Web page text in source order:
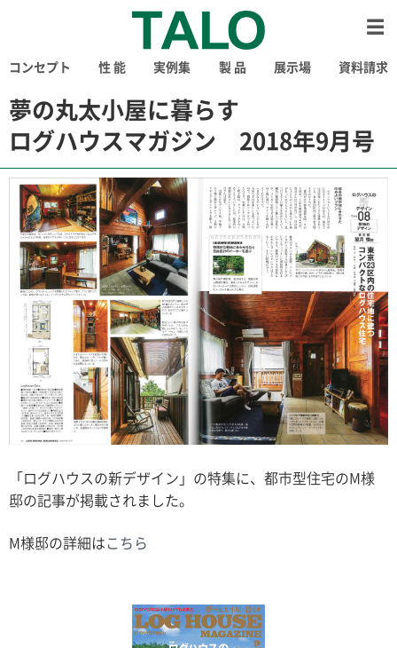
コンセプト 性 能 実例集 製 品 展示場 資料請求
夢の丸太小屋に暮らす
ログハウスマガジン 2018年9月号
「ログハウスの新デザイン」の特集に、都市型住宅のM様
邸の記事が掲載されました。
M様邸の詳細はこちら